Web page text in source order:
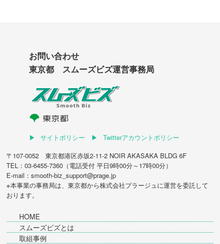
お問い合わせ
東京都 スムーズビズ運営事務局
サイトポリシー
Twitterアカウントポリシー
〒107-0052 東京都港区赤坂2-11-2 NOIR AKASAKA BLDG 6F
TEL：03-6455-7360（電話受付 平日9時00分～17時00分）
E-mail：smooth-biz_support@prage.jp
※本事業の事務局は、東京都から株式会社プラージュに運営を委託して
おります。
HOME
スムーズビズとは
取組事例